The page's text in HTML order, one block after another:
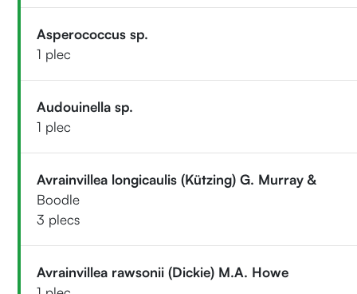
Asperococcus sp.
1 plec
Audouinella sp.
1 plec
Avrainvillea longicaulis (Kützing) G. Murray &
Boodle
3 plecs
Avrainvillea rawsonii (Dickie) M.A. Howe